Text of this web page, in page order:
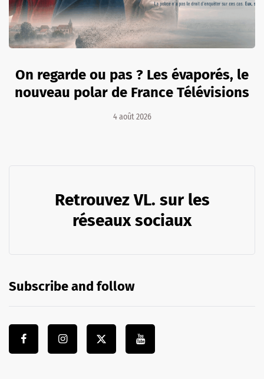
On regarde ou pas ? Les évaporés, le
nouveau polar de France Télévisions
4 août 2026
Retrouvez VL. sur les
réseaux sociaux
Subscribe and follow